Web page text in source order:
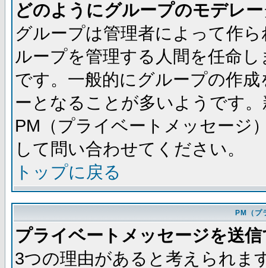
どのようにグループのモデレ
グループは管理者によって作
ループを管理する人間を任命
です。一般的にグループの作
ーとなることが多いようです
PM（プライベートメッセージ
して問い合わせてください。
トップに戻る
PM（プ
プライベートメッセージを送
3つの理由があると考えられま